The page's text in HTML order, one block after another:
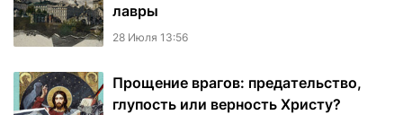
лавры
28 Июля 13:56
Прощение врагов: предательство,
глупость или верность Христу?